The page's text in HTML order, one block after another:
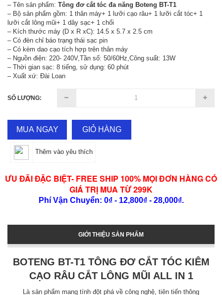
– Tên sản phẩm: Tông đơ cắt tóc đa năng Boteng BT-T1
– Bộ sản phẩm gồm: 1 thân máy+ 1 lưỡi cạo râu+ 1 lưỡi cắt tóc+ 1
lưỡi cắt lông mũi+ 1 dây sạc+ 1 chổi
– Kích thước máy (D x R xC): 14.5 x 5.7 x 2.5 cm
– Có đèn chỉ báo trạng thái sạc pin
– Có kèm dao cạo tích hợp trên thân máy
– Nguồn điện: 220- 240V,Tần số: 50/60Hz,Công suất: 13W
– Thời gian sạc: 8 tiếng, sử dụng: 60 phút
– Xuất xứ: Đài Loan
SỐ LƯỢNG:
MUA NGAY GIỎ HÀNG
Thêm vào yêu thích
ƯU ĐÃI ĐẶC BIỆT- FREE SHIP 100% MỌI ĐƠN HÀNG CÓ
GIÁ TRỊ MUA TỪ 299K
Phí Vận Chuyển: 0₫ - 12,800₫ - 28,000₫.
GIỚI THIỆU SẢN PHẨM
BOTENG BT-T1 TÔNG ĐƠ CẮT TÓC KIÊM
CẠO RÂU CẮT LÔNG MŨI ALL IN 1
Là sản phẩm mang tính đột phá về công nghệ, tiên tiến thông